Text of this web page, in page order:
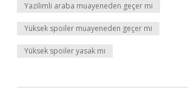
Yazilimli araba muayeneden geçer mi
Yüksek spoiler muayeneden geçer mi
Yüksek spoiler yasak mı